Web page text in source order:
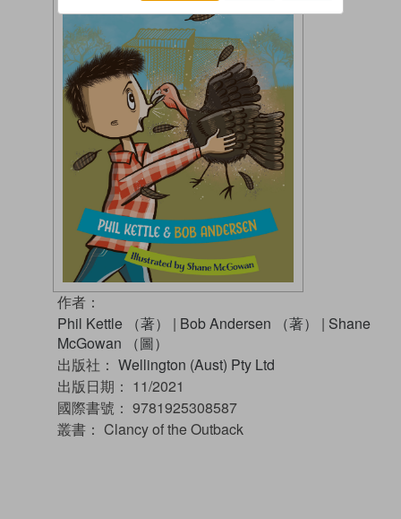
作者：
Phil Kettle （著）
| Bob Andersen （著） | Shane
McGowan （圖）
出版社： Wellington (Aust) Pty Ltd
出版日期： 11/2021
國際書號： 9781925308587
叢書： Clancy of the Outback